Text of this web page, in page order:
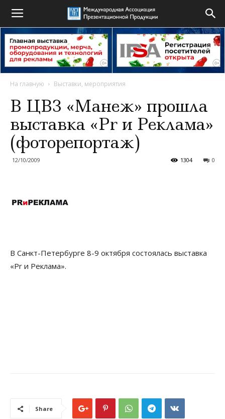
На главную Выставки, мероприятия
В ЦВЗ «Манеж» прошла
выставка «Pr и Реклама»
(фоторепортаж)
12/10/2009 0
1304
В Санкт-Петербурге 8-9 октября состоялась выставка
«Pr и Реклама».
Share